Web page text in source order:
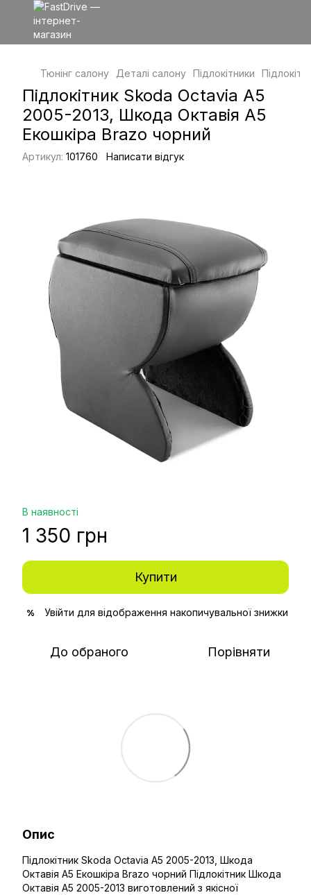
Тюнінг салону Деталі салону Підлокітники
Підлокітник Skoda Octavia A5
2005-2013, Шкода Октавія А5
Екошкіра Brazo чорний
Артикул: 101760 Написати відгук
В наявності
1 350 грн
Купити
% Увійти для відображення накопичувальної знижки
До обраного Порівняти
Опис
Підлокітник Skoda Octavia A5 2005-2013, Шкода
Октавія А5 Екошкіра Brazo чорний Підлокітник Шкода
Октавія А5 2005-2013 виготовлений з якісної